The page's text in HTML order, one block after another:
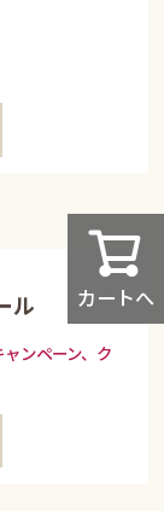
カートへ
ル
ンペーン、ク